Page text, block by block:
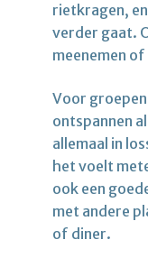
rietkragen,
verder gaat.
meenemen
Voor groepen
ontspannen
allemaal in
het voelt
ook een
met andere
of diner.